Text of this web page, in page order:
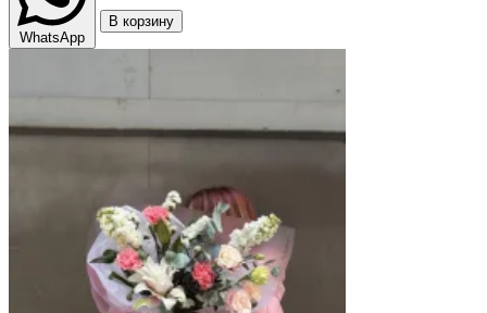
WhatsApp
В корзину